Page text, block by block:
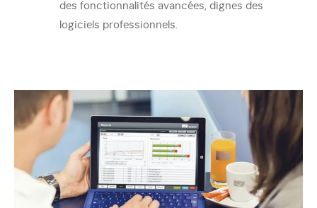
des fonctionnalités avancées, dignes des
logiciels professionnels.